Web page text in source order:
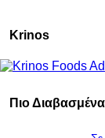
Krinos
Πιο Διαβασμένα